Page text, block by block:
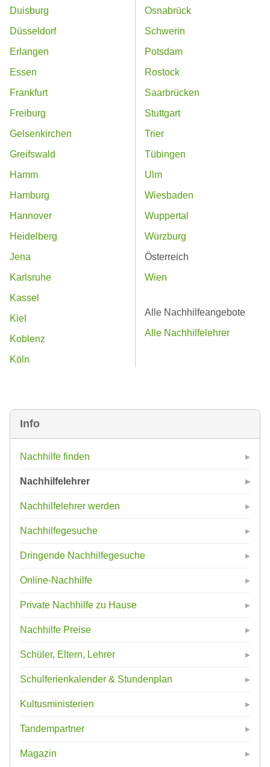
Info
Nachhilfe finden
Nachhilfelehrer
Nachhilfelehrer werden
Nachhilfegesuche
Dringende Nachhilfegesuche
Online-Nachhilfe
Private Nachhilfe zu Hause
Nachhilfe Preise
Schüler, Eltern, Lehrer
Schulferienkalender & Stundenplan
Kultusministerien
Tandempartner
Magazin
Duisburg
Düsseldorf
Erlangen
Essen
Frankfurt
Freiburg
Gelsenkirchen
Greifswald
Hamm
Hamburg
Hannover
Heidelberg
Jena
Karlsruhe
Kassel
Kiel
Koblenz
Köln
Osnabrück
Schwerin
Potsdam
Rostock
Saarbrücken
Stuttgart
Trier
Tübingen
Ulm
Wiesbaden
Wuppertal
Würzburg
Österreich
Wien
Alle Nachhilfeangebote
Alle Nachhilfelehrer